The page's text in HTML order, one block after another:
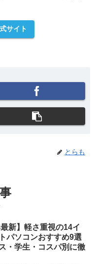
サイト
とらも
最新】軽さ重視の14イ
パソコンおすすめ9選
・学生・コスパ別に徹